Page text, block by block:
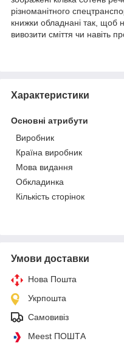
різноманітного
книжки обладнані так, щоб
вивозити сміття чи навіть
Характеристики
Основні атрибути
Виробник
Країна виробник
Мова видання
Обкладинка
Кількість сторінок
Умови доставки
Нова Пошта
Укрпошта
Самовивіз
Meest ПОШТА